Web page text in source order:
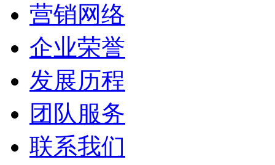
营销网络
企业荣誉
发展历程
团队服务
联系我们